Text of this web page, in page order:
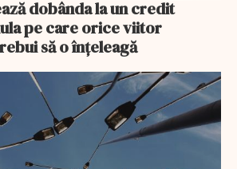
dobânda la un credit
pe care orice viitor
să o înțeleagă